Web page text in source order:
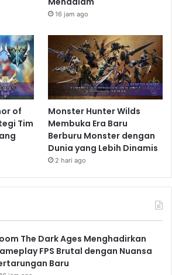
16 jam ago
of
Tim
Monster Hunter Wilds
Membuka Era Baru
Berburu Monster dengan
Dunia yang Lebih Dinamis
2 hari ago
The Dark Ages Menghadirkan
FPS Brutal dengan Nuansa
Baru